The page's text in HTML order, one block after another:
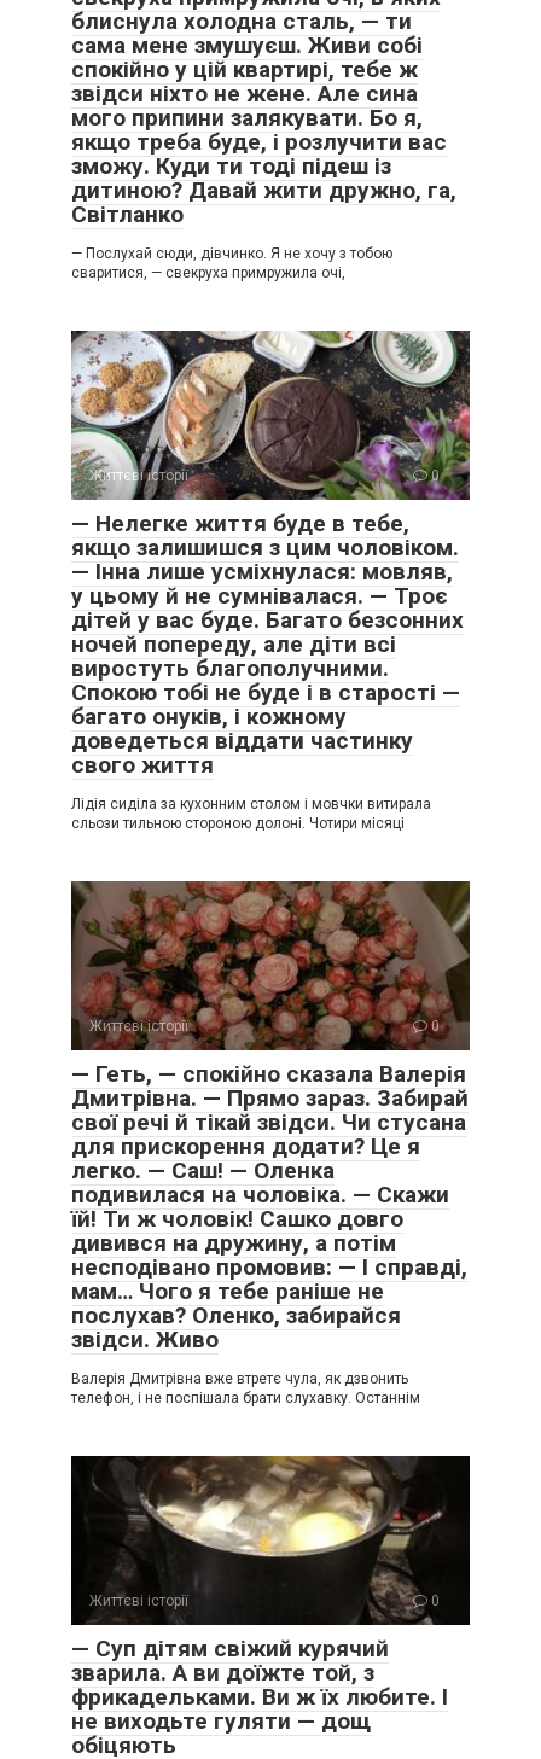
блиснула холодна сталь, — ти
сама мене змушуєш. Живи собі
спокійно у цій квартирі, тебе ж
звідси ніхто не жене. Але сина
мого припини залякувати. Бо я,
якщо треба буде, і розлучити вас
зможу. Куди ти тоді підеш із
дитиною? Давай жити дружно, га,
Світланко
— Послухай сюди, дівчинко. Я не хочу з тобою
сваритися, — свекруха примружила очі,
Життєві історії 0
— Нелегке життя буде в тебе,
якщо залишишся з цим чоловіком.
— Інна лише усміхнулася: мовляв,
у цьому й не сумнівалася. — Троє
дітей у вас буде. Багато безсонних
ночей попереду, але діти всі
виростуть благополучними.
Спокою тобі не буде і в старості —
багато онуків, і кожному
доведеться віддати частинку
свого життя
Лідія сиділа за кухонним столом і мовчки витирала
сльози тильною стороною долоні. Чотири місяці
Життєві історії 0
— Геть, — спокійно сказала Валерія
Дмитрівна. — Прямо зараз. Забирай
свої речі й тікай звідси. Чи стусана
для прискорення додати? Це я
легко. — Саш! — Оленка
подивилася на чоловіка. — Скажи
їй! Ти ж чоловік! Сашко довго
дивився на дружину, а потім
несподівано промовив: — І справді,
мам… Чого я тебе раніше не
послухав? Оленко, забирайся
звідси. Живо
Валерія Дмитрівна вже втретє чула, як дзвонить
телефон, і не поспішала брати слухавку. Останнім
Життєві історії 0
— Суп дітям свіжий курячий
зварила. А ви доїжте той, з
фрикадельками. Ви ж їх любите. І
не виходьте гуляти — дощ
обіцяють